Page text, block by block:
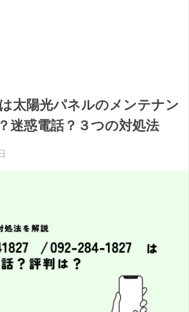
太陽光パネルのメンテナン
迷惑電話？３つの対処法